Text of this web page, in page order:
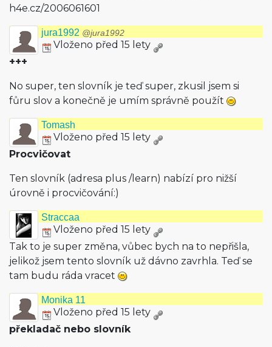
h4e.cz/2006061601
jura1992 @jura1992
Vloženo před 15 lety
+++
No super, ten slovník je teď super, zkusil jsem si
fůru slov a konečně je umím správně použít
Tomash
Vloženo před 15 lety
Procvičovat
Ten slovník (adresa plus /learn) nabízí pro nižší
úrovně i procvičování:)
Straccaa
Vloženo před 15 lety
Tak to je super změna, vůbec bych na to nepřišla,
jelikož jsem tento slovník už dávno zavrhla. Teď se
tam budu ráda vracet
Monika 11
Vloženo před 15 lety
překladač nebo slovník